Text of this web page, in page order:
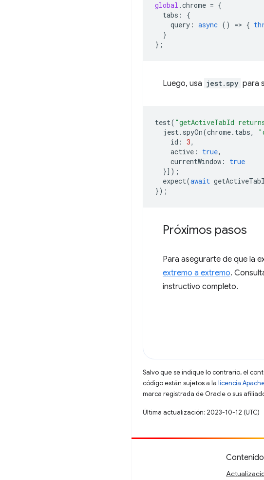
global .chrome = {
tabs :
{
query : async () => {
}
};
Luego, usa jest.spy para
test( "getActiveTabId
jest. spyOn(chrome. tabs,
id : 3,
active : true,
currentWindow :
true
}]);
expect(await
});
Próximos pasos
Para asegurarte de que la
extremo a extremo.
instructivo completo.
Salvo que se indique lo contrario, el
código están sujetos a la licencia
marca registrada de Oracle o sus
Última actualización: 2023-10-12 (UTC)